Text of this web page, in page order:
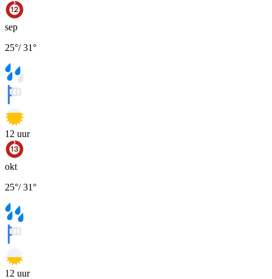
sep
25°/31°
12 uur
okt
25°/31°
12 uur